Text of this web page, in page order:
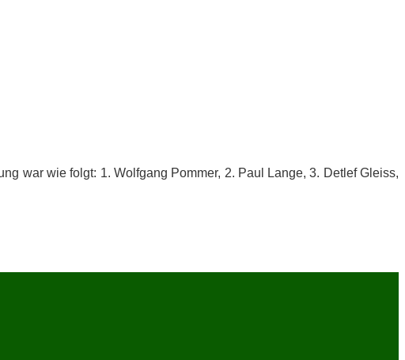
war wie folgt: 1. Wolf­gang Pom­mer, 2. Paul Lan­ge, 3. Det­lef Gleiss,